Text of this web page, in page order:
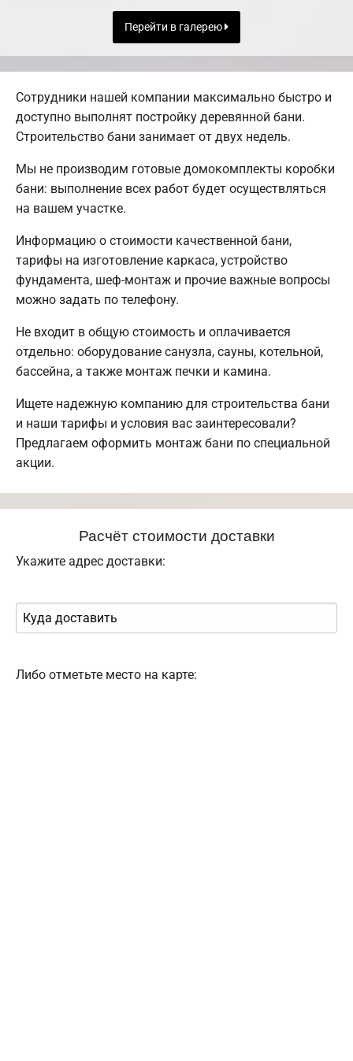
Перейти в галерею
Сотрудники нашей компании максимально быстро и
доступно выполнят постройку деревянной бани.
Строительство бани занимает от двух недель.
Мы не производим готовые домокомплекты коробки
бани: выполнение всех работ будет осуществляться
на вашем участке.
Информацию о стоимости качественной бани,
тарифы на изготовление каркаса, устройство
фундамента, шеф-монтаж и прочие важные вопросы
можно задать по телефону.
Не входит в общую стоимость и оплачивается
отдельно: оборудование санузла, сауны, котельной,
бассейна, а также монтаж печки и камина.
Ищете надежную компанию для строительства бани
и наши тарифы и условия вас заинтересовали?
Предлагаем оформить монтаж бани по специальной
акции.
Расчёт стоимости доставки
Укажите адрес доставки:
Либо отметьте место на карте: